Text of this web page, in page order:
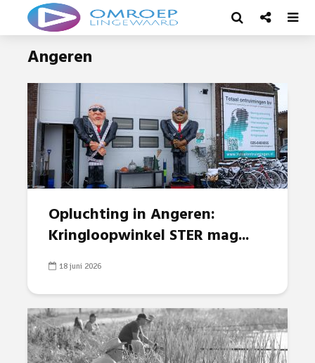
Angeren
Opluchting in Angeren:
Kringloopwinkel STER mag...
18 juni 2026